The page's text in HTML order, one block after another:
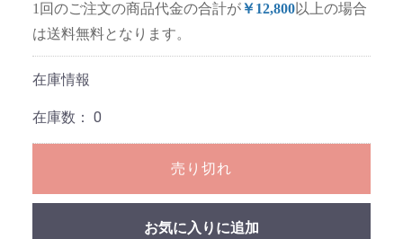
1回のご注文の商品代金の合計が￥12,800以上の場合
は送料無料となります。
在庫情報
在庫数： 0
売り切れ
お気に入りに追加